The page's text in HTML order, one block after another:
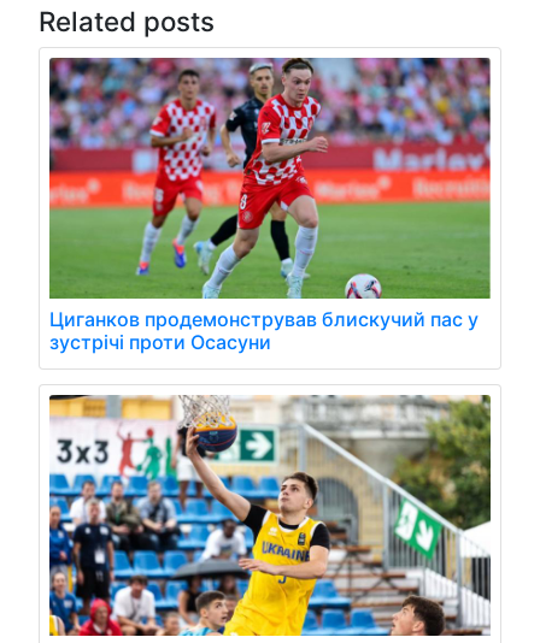
Related posts
Циганков продемонстрував блискучий пас у
зустрічі проти Осасуни